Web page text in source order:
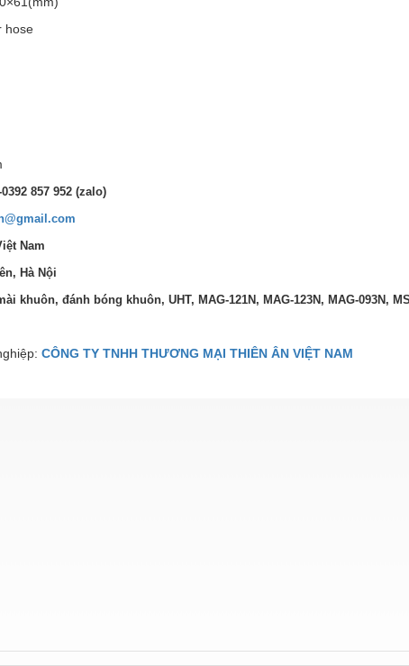
hose
857 952 (zalo)
Nam
Hà Nội
khuôn, đánh bóng khuôn, UHT, MAG-121N, MAG-123N, MAG-093N,
CÔNG TY TNHH THƯƠNG MẠI THIÊN ÂN VIỆT NAM